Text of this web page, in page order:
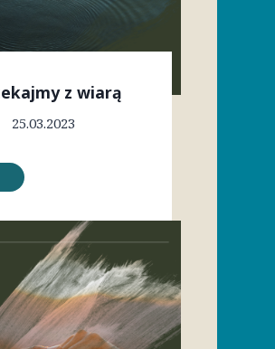
z wiarą
25.03.2023